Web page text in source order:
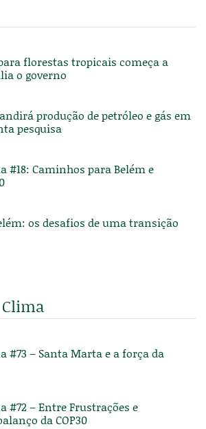
florestas tropicais começa a
o governo
produção de petróleo e gás em
pesquisa
#18: Caminhos para Belém e
os desafios de uma transição
#73 – Santa Marta e a força da
#72 – Entre Frustrações e
da COP30